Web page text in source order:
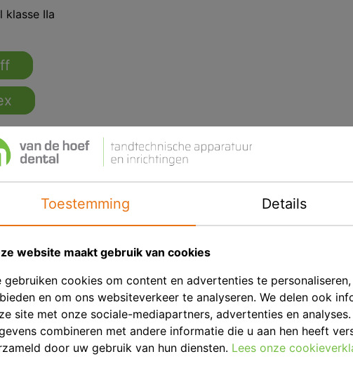
klasse IIa
Toestemming Details
website maakt gebruik van cookies
gebruiken cookies om content en advertenties te
en om ons websiteverkeer te analyseren. We delen ook
site met onze sociale-mediapartners, advertenties en
combineren met andere informatie die u aan hen heeft
door uw gebruik van hun diensten. Lees onze